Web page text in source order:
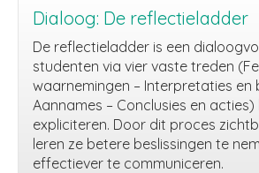
Dialoog: De reflectieladder
De reflectieladder is een
studenten via vier vaste treden
waarnemingen – Interpretaties en
Aannames – Conclusies en
expliciteren. Door dit proces
leren ze betere beslissingen te
effectiever te communiceren.